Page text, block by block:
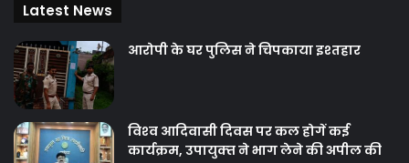
Latest News
आरोपी के घर पुलिस ने चिपकाया इश्तहार
विश्‍व आदिवासी दिवस पर कल होगें कई
कार्यक्रम, उपायुक्‍त ने भाग लेने की अपील की